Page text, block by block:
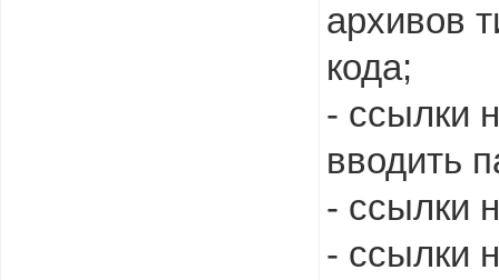
архивов
кода;
- ссылки
вводить
- ссылки
- ссылки